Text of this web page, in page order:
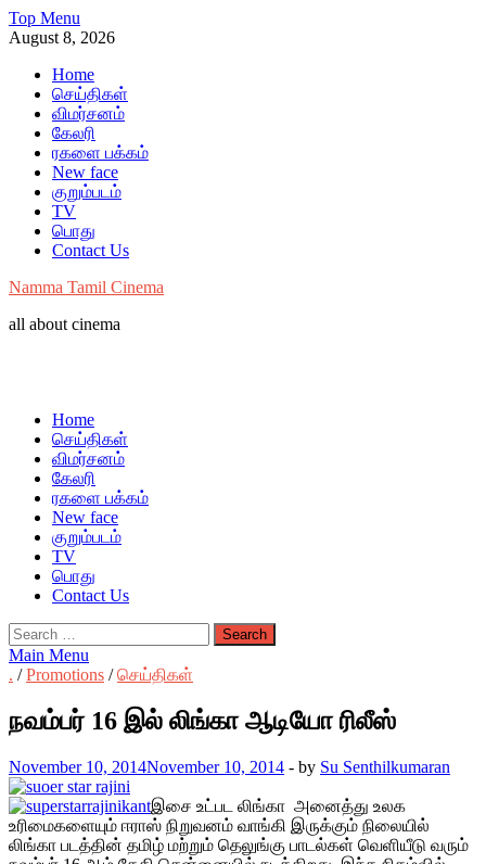
Skip
to
Top Menu
August 8, 2026
Home
செய்திகள்
விமர்சனம்
கேலரி
ரகளை பக்கம்
New face
குறும்படம்
TV
பொது
Contact Us
Namma Tamil Cinema
all about cinema
Home
செய்திகள்
விமர்சனம்
கேலரி
ரகளை பக்கம்
New face
குறும்படம்
TV
பொது
Contact Us
Search
for:
Main Menu
. /Promotions /செய்திகள்
நவம்பர் 16 இல் லிங்கா ஆடியோ ரிலீஸ்
November 10, 2014November 10, 2014 - by Su Senthilkumaran
இசை உட்பட லிங்கா அனைத்து உலக
உரிமைகளையும் ஈராஸ் நிறுவனம் வாங்கி இருக்கும் நிலையில்
லிங்கா படத்தின் தமிழ் மற்றும் தெலுங்கு பாடல்கள் வெளியீடு வரும்